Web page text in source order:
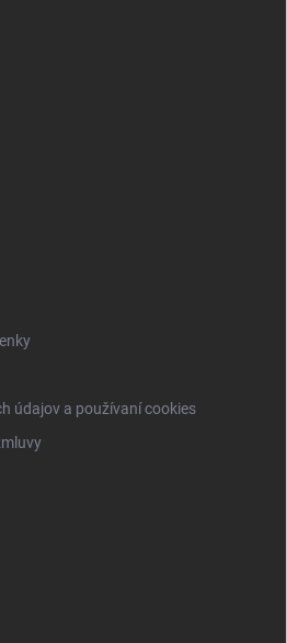
údajov a používaní cookies